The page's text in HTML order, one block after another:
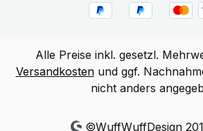
Alle Preise inkl. gesetzl.
Versandkostenund ggf.
nicht anders
©WuffWuffDesign